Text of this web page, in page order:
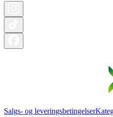
Salgs- og leveringsbetingelser